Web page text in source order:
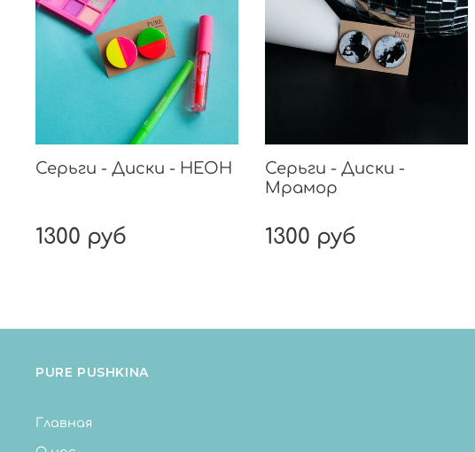
Серьги - Диски - НЕОН
1300 руб
Серьги - Диски -
Мрамор
1300 руб
PURE PUSHKINA
Главная